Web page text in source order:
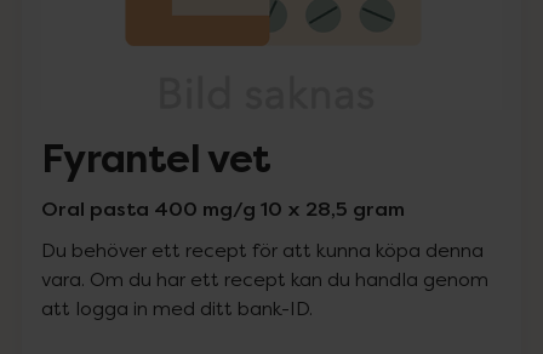
Fyrantel vet
Oral pasta 400 mg/g 10 x 28,5 gram
Du behöver ett recept för att kunna köpa denna
vara. Om du har ett recept kan du handla genom
att logga in med ditt bank-ID.